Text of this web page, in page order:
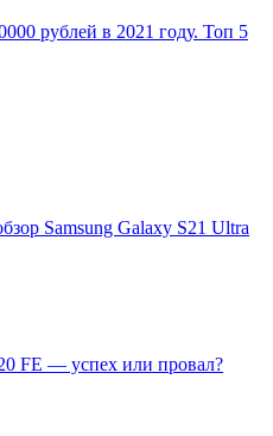
рублей в 2021 году. Топ 5
Samsung Galaxy S21 Ultra
FE — успех или провал?